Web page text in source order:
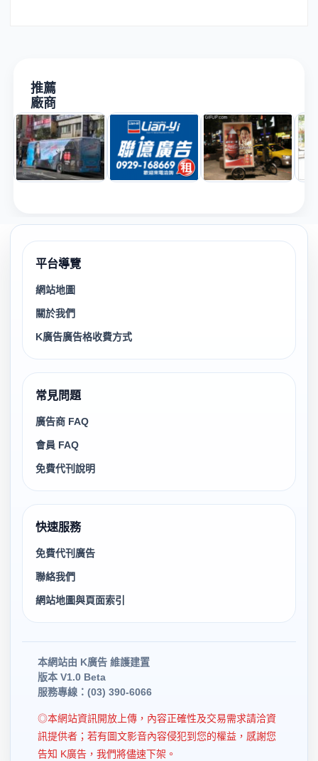
推薦
廠商
平台導覽
網站地圖
關於我們
K廣告廣告格收費方式
常見問題
廣告商 FAQ
會員 FAQ
免費代刊說明
快速服務
免費代刊廣告
聯絡我們
網站地圖與頁面索引
本網站由 K廣告 維護建置
版本 V1.0 Beta
服務專線：(03) 390-6066
◎本網站資訊開放上傳，內容正確性及交易需求請洽資
訊提供者；若有圖文影音內容侵犯到您的權益，感謝您
告知 K廣告，我們將儘速下架。